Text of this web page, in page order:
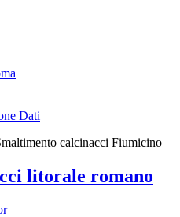
Dati
calcinacci Fiumicino
litorale romano